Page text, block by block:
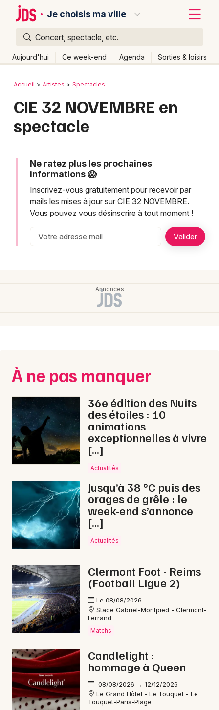
Je choisis ma ville
Concert, spectacle, etc.
Aujourd'hui Ce week-end Agenda Sorties & loisirs
Publier un événement
Activité & Expérience
Manifestations
Foires & salons
Spectacles
Sorties & loisirs
Newsletter des sorties
Artistes en tournée
Actualités
Magazine
Choisir mes départements
Mon email
Je m'abonne
Bordeaux
Colmar
Lyon
Mulhouse
Nantes
Retour
Accueil Artistes Spectacles
CIE 32 NOVEMBRE en
spectacle
Ne ratez plus les prochaines
informations 😱
Inscrivez-vous gratuitement pour recevoir par
mails les mises à jour sur CIE 32 NOVEMBRE.
Vous pouvez vous désinscrire à tout moment !
À ne pas manquer
36e édition des Nuits
des étoiles : 10
animations
exceptionnelles à vivre
[…]
Actualités
Jusqu’à 38 °C puis des
orages de grêle : le
week-end s’annonce
[…]
Actualités
Clermont Foot - Reims
(Football Ligue 2)
Le 08/08/2026
Stade Gabriel-Montpied - Clermont-
Ferrand
Matchs
Candlelight :
hommage à Queen
08/08/2026 → 12/12/2026
Le Grand Hôtel - Le Touquet - Le
Touquet-Paris-Plage
Quoi ?
Où ?
Quand ?
Aujourd'hui
Demain